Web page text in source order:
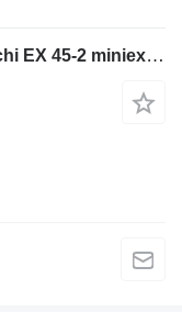
Kubota V2203 motor para Fiat-Hitachi EX 45-2 miniexcavadora